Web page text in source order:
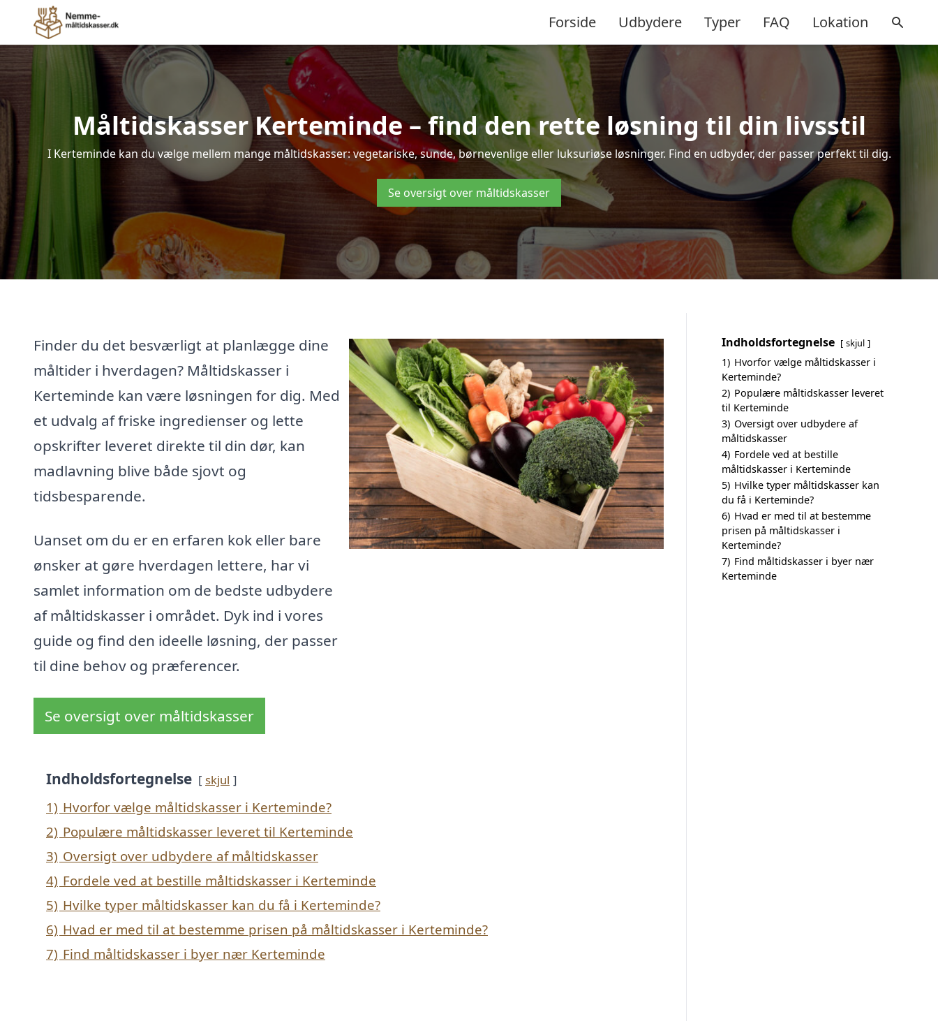
Forside Udbydere Typer FAQ Lokation
Måltidskasser Kerteminde – find den rette løsning til din livsstil
I Kerteminde kan du vælge mellem mange måltidskasser: vegetariske, sunde, børnevenlige eller luksuriøse løsninger. Find en udbyder, der passer perfekt til dig.
Se oversigt over måltidskasser
Finder du det besværligt at planlægge dine
måltider i hverdagen? Måltidskasser i
Kerteminde kan være løsningen for dig. Med
et udvalg af friske ingredienser og lette
opskrifter leveret direkte til din dør, kan
madlavning blive både sjovt og
tidsbesparende.
Uanset om du er en erfaren kok eller bare
ønsker at gøre hverdagen lettere, har vi
samlet information om de bedste udbydere
af måltidskasser i området. Dyk ind i vores
guide og find den ideelle løsning, der passer
til dine behov og præferencer.
Se oversigt over måltidskasser
Indholdsfortegnelse skjul
1) Hvorfor vælge måltidskasser i Kerteminde?
2) Populære måltidskasser leveret til Kerteminde
3) Oversigt over udbydere af måltidskasser
4) Fordele ved at bestille måltidskasser i Kerteminde
5) Hvilke typer måltidskasser kan du få i Kerteminde?
6) Hvad er med til at bestemme prisen på måltidskasser i Kerteminde?
7) Find måltidskasser i byer nær Kerteminde
Indholdsfortegnelse skjul
1) Hvorfor vælge måltidskasser i
Kerteminde?
2) Populære måltidskasser leveret
til Kerteminde
3) Oversigt over udbydere af
måltidskasser
4) Fordele ved at bestille
måltidskasser i Kerteminde
5) Hvilke typer måltidskasser kan
du få i Kerteminde?
6) Hvad er med til at bestemme
prisen på måltidskasser i
Kerteminde?
7) Find måltidskasser i byer nær
Kerteminde